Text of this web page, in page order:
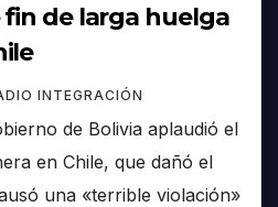
de larga huelga
INTEGRACIÓN
de Bolivia aplaudió el
en Chile, que dañó el
una «terrible violación»